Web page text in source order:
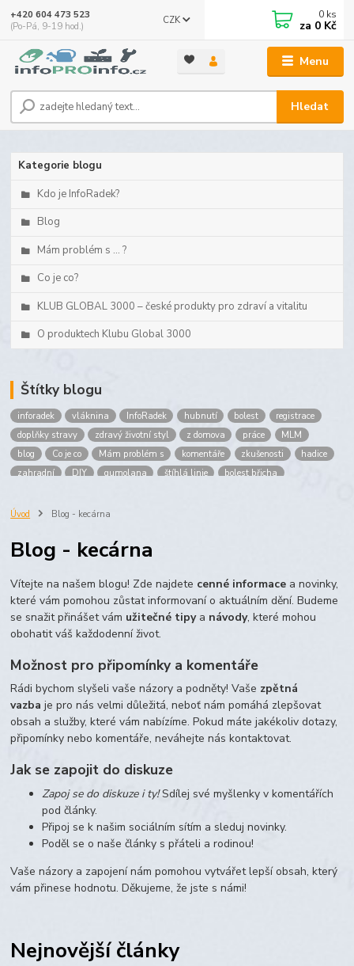
Menu
CZK
Hledat
+420 604 473 523
(Po-Pá, 9-19 hod.)
0 ks
za 0 Kč
Kategorie blogu
Kdo je InfoRadek?
Blog
Mám problém s ... ?
Co je co?
KLUB GLOBAL 3000 – české produkty pro zdraví a vitalitu
O produktech Klubu Global 3000
Štítky blogu
inforadek vláknina InfoRadek hubnutí bolest
registrace
doplňky stravy
zdravý životní styl z domova práce
MLM
blog
Co je co Mám problém s komentáře zkušenosti
hadice
zahradní
DIY gumolana štíhlá linie
bolest břicha
Prokloub
Vláknina
maltodextrin
škrob skrob
Úvod Blog - kecárna
Blog - kecárna
Vítejte na našem blogu! Zde najdete cenné informace a novinky,
které vám pomohou zůstat informovaní o aktuálním dění. Budeme
se snažit přinášet vám užitečné tipya návody, které mohou
obohatit váš každodenní život.
Možnost pro připomínky a komentáře
Rádi bychom slyšeli vaše názory a podněty! Vaše zpětná
vazba je pro nás velmi důležitá, neboť nám pomáhá zlepšovat
obsah a služby, které vám nabízíme. Pokud máte jakékoliv dotazy,
připomínky nebo komentáře, neváhejte nás kontaktovat.
Jak se zapojit do diskuze
Zapoj se do diskuze i ty!Sdílej své myšlenky v komentářích
pod články.
Připoj se k našim sociálním sítím a sleduj novinky.
Poděl se o naše články s přáteli a rodinou!
Vaše názory a zapojení nám pomohou vytvářet lepší obsah, který
vám přinese hodnotu. Děkujeme, že jste s námi!
Nejnovější články